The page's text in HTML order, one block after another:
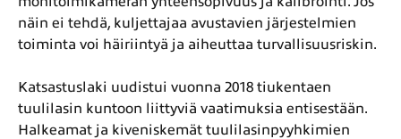
näin ei tehdä, kuljettajaa avustavien järjestelmien
toiminta voi häiriintyä ja aiheuttaa turvallisuusriskin.
Katsastuslaki uudistui vuonna 2018 tiukentaen
tuulilasin kuntoon liittyviä vaatimuksia entisestään.
Halkeamat ja kiveniskemät tuulilasinpyyhkimien